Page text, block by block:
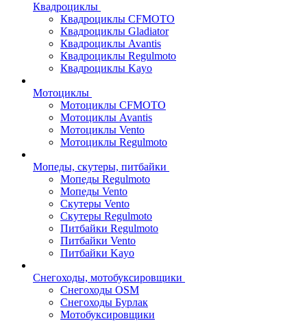
Квадроциклы
Квадроциклы CFMOTO
Квадроциклы Gladiator
Квадроциклы Avantis
Квадроциклы Regulmoto
Квадроциклы Kayo
Мотоциклы
Мотоциклы CFMOTO
Мотоциклы Avantis
Мотоциклы Vento
Мотоциклы Regulmoto
Мопеды, скутеры, питбайки
Мопеды Regulmoto
Мопеды Vento
Скутеры Vento
Скутеры Regulmoto
Питбайки Regulmoto
Питбайки Vento
Питбайки Kayo
Снегоходы, мотобуксировщики
Снегоходы OSM
Снегоходы Бурлак
Мотобуксировщики